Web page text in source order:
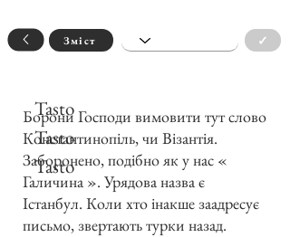
Зміст ✓
Борони Господи вимовити тут слово
Константинопіль, чи Візантія.
Заборонено, подібно як у нас «
Галичина ». Урядова назва є
Істанбул. Коли хто інакше заадресує
письмо, звертають турки назад.
Tasto
Tasto
Tasto